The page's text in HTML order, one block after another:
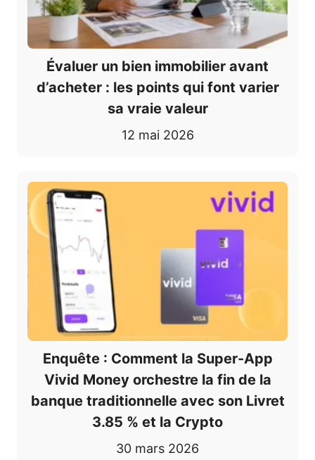
Évaluer un bien immobilier avant
d’acheter : les points qui font varier
sa vraie valeur
12 mai 2026
Enquête : Comment la Super-App
Vivid Money orchestre la fin de la
banque traditionnelle avec son Livret
3.85 % et la Crypto
30 mars 2026